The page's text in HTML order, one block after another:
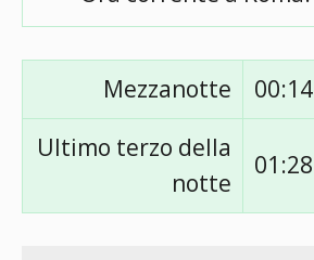
Mezzanotte
00:14
Ultimo terzo della
notte
01:28